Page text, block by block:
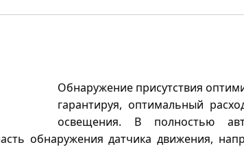
Обнаружение присутствия
гарантируя, оптимальный
освещения. В полностью
обнаружения датчика движения,